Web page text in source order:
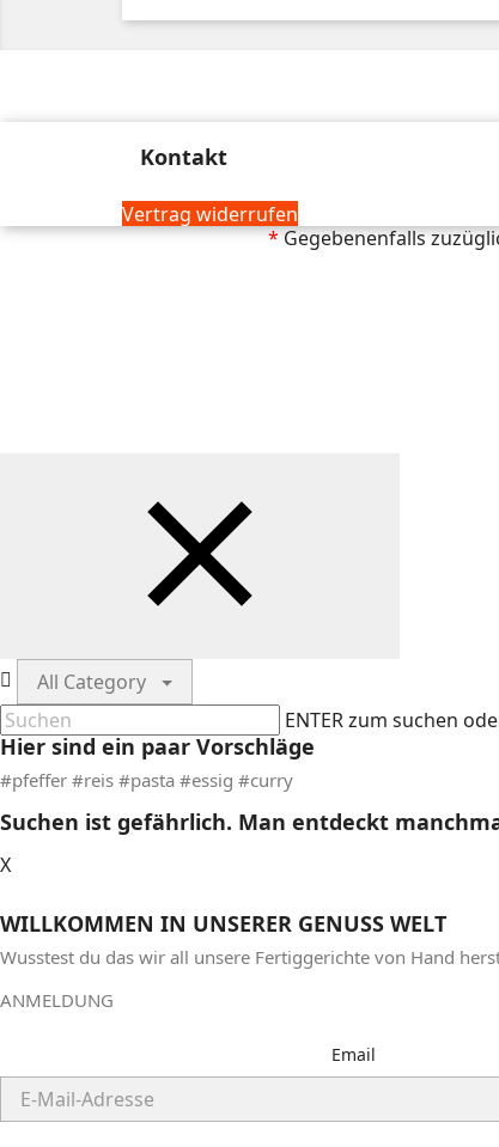
Kontakt
Vertrag widerrufen
*Gegebenenfalls
All Category
ENTER zum suchen
Hier sind ein paar Vorschläge
#pfeffer #reis #pasta #essig #curry
Suchen ist gefährlich. Man entdeckt
X
WILLKOMMEN IN UNSERER GENUSS WELT
Wusstest du das wir all unsere Fertiggerichte von Hand
ANMELDUNG
Email